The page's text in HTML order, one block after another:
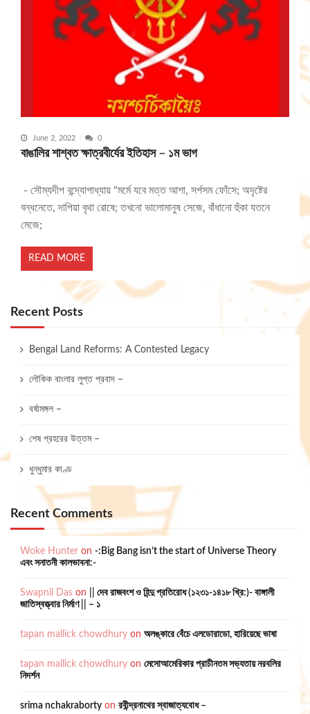
June 2, 2022 0
বাঙালির শাশ্বত ক্ষাত্রবীর্যের ইতিহাস – ১ম ভাগ
- সৌম্যদীপ বন্দ্যোপাধ্যায় "মর্মে যবে মত্ত আশা, সর্পসম ফোঁসে; অদৃষ্টের
বন্ধনেতে, দাপিয়া বৃথা রোষে; তখনো ভালোমানুষ সেজে, বাঁধানো হুঁকা যতনে
মেজে;
READ MORE
Recent Posts
Bengal Land Reforms: A Contested Legacy
লৌকিক বাংলার লুপ্ত প্রবাদ –
বর্ষামঙ্গল –
শেষ প্রহরের উত্তম –
ধুন্ধুমার কাণ্ড
Recent Comments
Woke Hunter on -:Big Bang isn’t the start of Universe Theory
এবং সনাতনী কালভাবনা:-
Swapnil Das on
|| দেব রাজবংশ ও হিন্দু প্রতিরোধ (১২৩১-১৪১৮ খ্রি:)- বাঙ্গালী
জাতিস্বত্ত্বার নির্মাণ || – ১
tapan mallick chowdhury on অলঙ্কারে বেঁচে এলডোরাডো, হারিয়েছে ভাষা
tapan mallick chowdhury on মেসোআমেরিকার প্রাচীনতম সভ্যতায় নরবলির
নিদর্শন
srima nchakraborty on রবীন্দ্রনাথের স্বাজাত্যবোধ –